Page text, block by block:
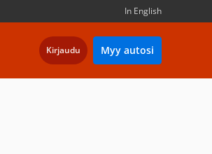
In English
Kirjaudu Myy autosi